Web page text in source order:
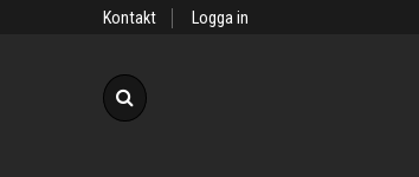
Kontakt Logga in